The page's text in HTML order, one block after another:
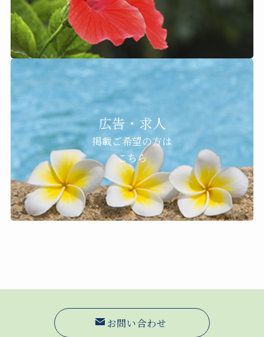
広告・求人
掲載ご希望の方は
こちら
お問い合わせ